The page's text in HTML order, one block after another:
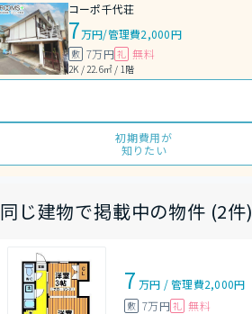
コーポ千代荘
7万円/管理費2,000円
敷 7万円 礼 無料
2K / 22.6㎡ / 1階
初期費用が
知りたい
同じ建物で掲載中の物件 (2件)
7 万円 /管理費2,000円
敷 7万円 礼 無料